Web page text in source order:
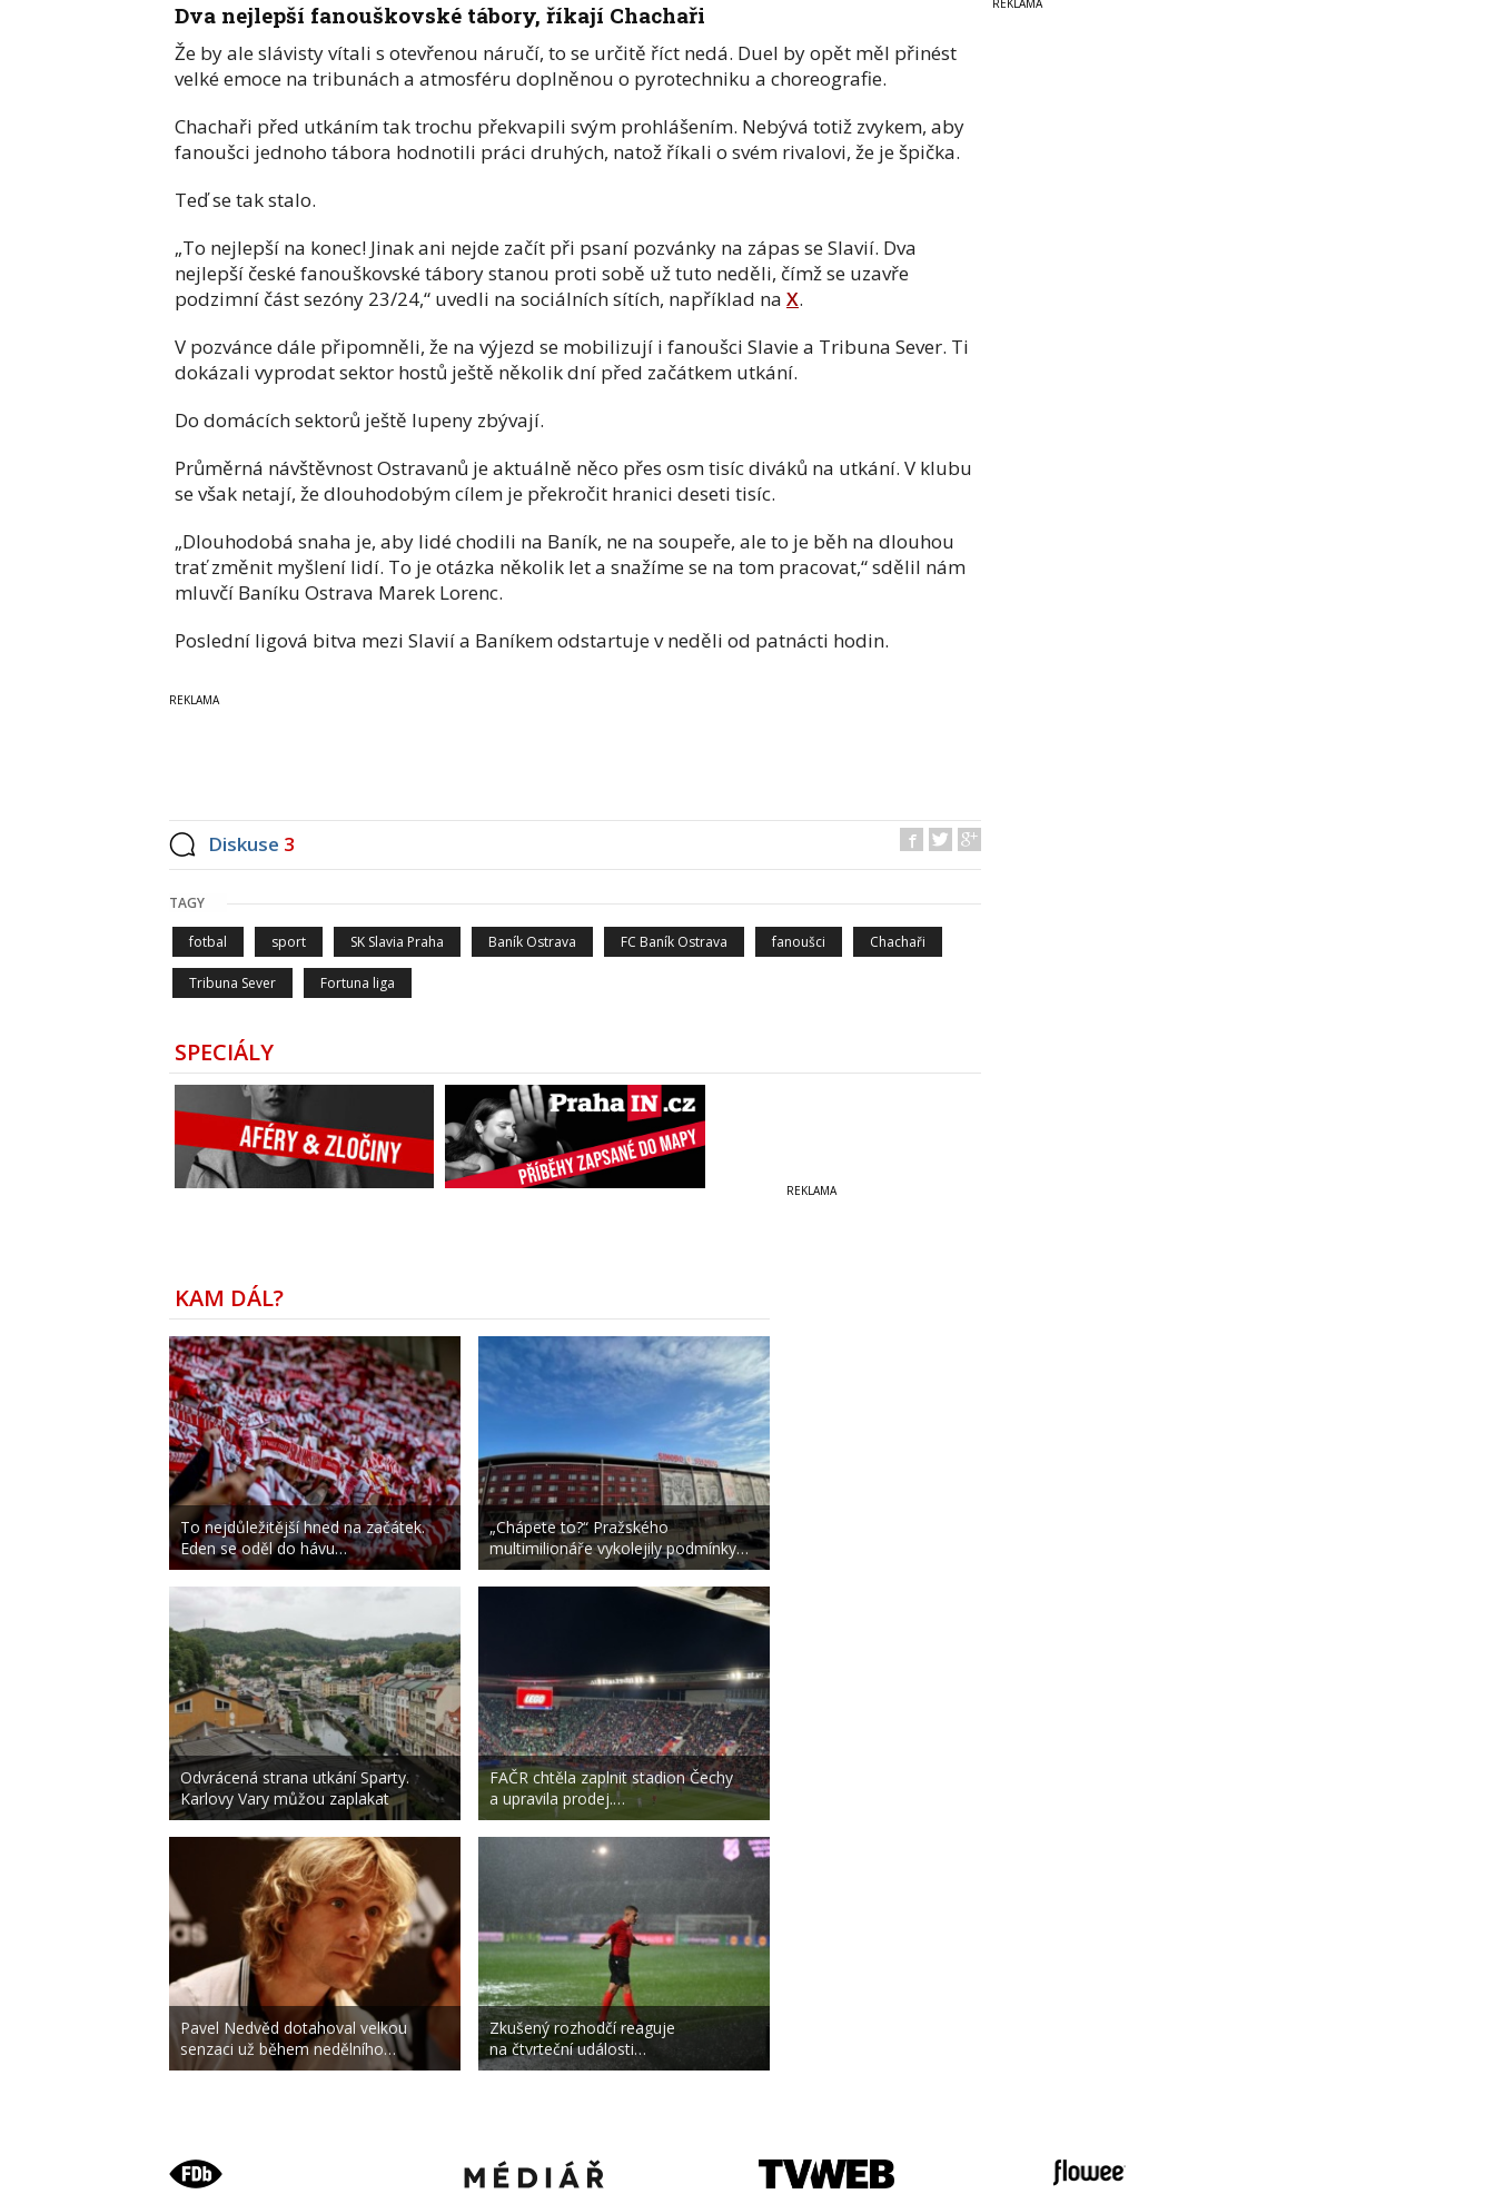
Dva nejlepší fanouškovské tábory, říkají Chachaři
Že by ale slávisty vítali s otevřenou náručí, to se určitě říct nedá. Duel by opět měl přinést
velké emoce na tribunách a atmosféru doplněnou o pyrotechniku a choreografie.
Chachaři před utkáním tak trochu překvapili svým prohlášením. Nebývá totiž zvykem, aby
fanoušci jednoho tábora hodnotili práci druhých, natož říkali o svém rivalovi, že je špička.
Teď se tak stalo.
„To nejlepší na konec! Jinak ani nejde začít při psaní pozvánky na zápas se Slavií. Dva
nejlepší české fanouškovské tábory stanou proti sobě už tuto neděli, čímž se uzavře
podzimní část sezóny 23/24,“ uvedli na sociálních sítích, například na X.
V pozvánce dále připomněli, že na výjezd se mobilizují i fanoušci Slavie a Tribuna Sever. Ti
dokázali vyprodat sektor hostů ještě několik dní před začátkem utkání.
Do domácích sektorů ještě lupeny zbývají.
Průměrná návštěvnost Ostravanů je aktuálně něco přes osm tisíc diváků na utkání. V klubu
se však netají, že dlouhodobým cílem je překročit hranici deseti tisíc.
„Dlouhodobá snaha je, aby lidé chodili na Baník, ne na soupeře, ale to je běh na dlouhou
trať změnit myšlení lidí. To je otázka několik let a snažíme se na tom pracovat,“ sdělil nám
mluvčí Baníku Ostrava Marek Lorenc.
Poslední ligová bitva mezi Slavií a Baníkem odstartuje v neděli od patnácti hodin.
Diskuse 3
TAGY
fotbal sport SK Slavia Praha Baník Ostrava FC Baník Ostrava fanoušci Chachaři
Tribuna Sever Fortuna liga
SPECIÁLY
KAM DÁL?
To nejdůležitější hned na začátek.
Eden se oděl do hávu…
Odvrácená strana utkání Sparty.
Karlovy Vary můžou zaplakat
Pavel Nedvěd dotahoval velkou
senzaci už během nedělního…
„Chápete to?“ Pražského
multimilionáře vykolejily podmínky…
FAČR chtěla zaplnit stadion Čechy
a upravila prodej.…
Zkušený rozhodčí reaguje
na čtvrteční události…